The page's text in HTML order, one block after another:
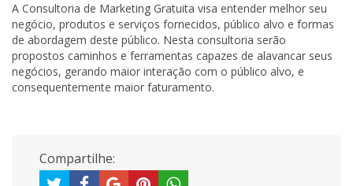
A Consultoria de Marketing Gratuita visa entender melhor seu
negócio, produtos e serviços fornecidos, público alvo e formas
de abordagem deste público. Nesta consultoria serão
propostos caminhos e ferramentas capazes de alavancar seus
negócios, gerando maior interação com o público alvo, e
consequentemente maior faturamento.
Compartilhe: